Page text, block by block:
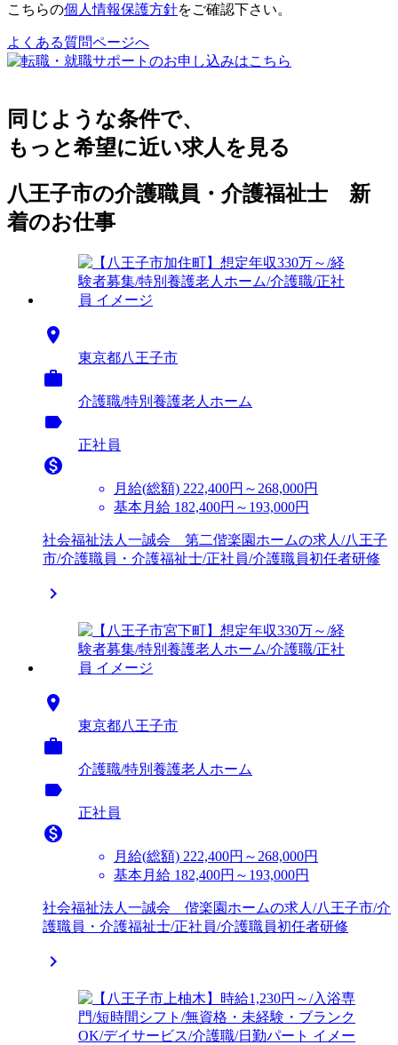
こちらの個人情報保護方針をご確認下さい。
よくある質問ページへ
同じような条件で、
もっと希望に近い求人を見る
八王子市の介護職員・介護福祉士 新
着のお仕事

東京都八王子市

介護職/特別養護老人ホーム
label
正社員

月給(総額) 222,400円～268,000円
基本月給 182,400円～193,000円
社会福祉法人一誠会 第二偕楽園ホームの求人/八王子
市/介護職員・介護福祉士/正社員/介護職員初任者研修


東京都八王子市

介護職/特別養護老人ホーム
label
正社員

月給(総額) 222,400円～268,000円
基本月給 182,400円～193,000円
社会福祉法人一誠会 偕楽園ホームの求人/八王子市/介
護職員・介護福祉士/正社員/介護職員初任者研修
